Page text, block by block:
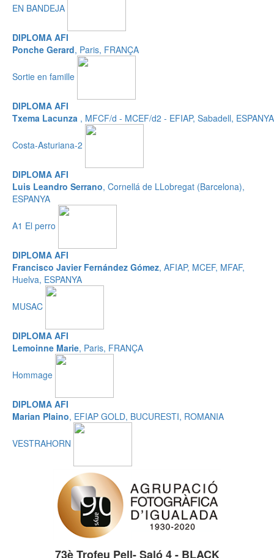
EN BANDEJA
DIPLOMA AFI
Ponche Gerard, Paris, FRANÇA
Sortie en famille
DIPLOMA AFI
Txema Lacunza , MFCF/d - MCEF/d2 - EFIAP, Sabadell, ESPANYA
Costa-Asturiana-2
DIPLOMA AFI
Luis Leandro Serrano, Cornellá de LLobregat (Barcelona),
ESPANYA
A1 El perro
DIPLOMA AFI
Francisco Javier Fernández Gómez, AFIAP, MCEF, MFAF,
Huelva, ESPANYA
MUSAC
DIPLOMA AFI
Lemoinne Marie, Paris, FRANÇA
Hommage
DIPLOMA AFI
Marian Plaino, EFIAP GOLD, BUCURESTI, ROMANIA
VESTRAHORN
73è Trofeu Pell- Saló 4 - BLACK